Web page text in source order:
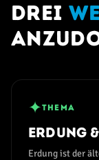
Drei
✦THEMA
Erdung
Erdung ist der